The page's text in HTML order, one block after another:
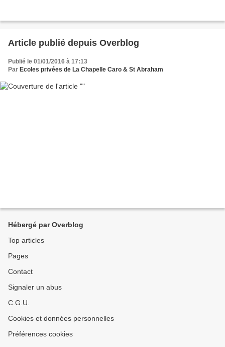
Article publié depuis Overblog
Publié le 01/01/2016 à 17:13
Par Ecoles privées de La Chapelle Caro & St Abraham
Hébergé par Overblog
Top articles
Pages
Contact
Signaler un abus
C.G.U.
Cookies et données personnelles
Préférences cookies